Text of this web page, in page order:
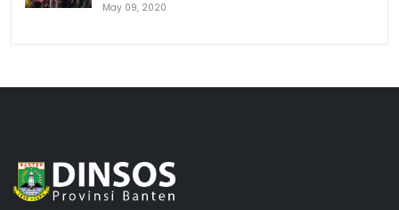
May 09, 2020